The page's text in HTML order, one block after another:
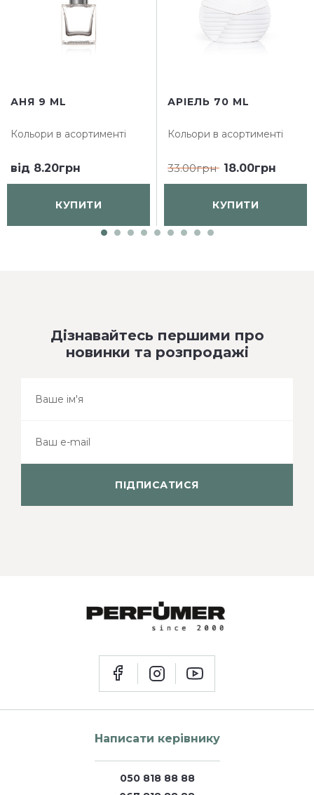
АНЯ 9 ML
Кольори в асортименті
від 8.20грн
КУПИТИ
АРІЕЛЬ 70 ML
Кольори в асортименті
33.00грн 18.00грн
КУПИТИ
Дізнавайтесь першими про
новинки та розпродажі
ПІДПИСАТИСЯ
Написати керівнику
050 818 88 88